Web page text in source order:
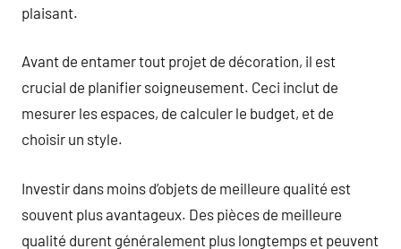
plaisant.
Avant de entamer tout projet de décoration, il est
crucial de planifier soigneusement. Ceci inclut de
mesurer les espaces, de calculer le budget, et de
choisir un style.
Investir dans moins d’objets de meilleure qualité est
souvent plus avantageux. Des pièces de meilleure
qualité durent généralement plus longtemps et peuvent